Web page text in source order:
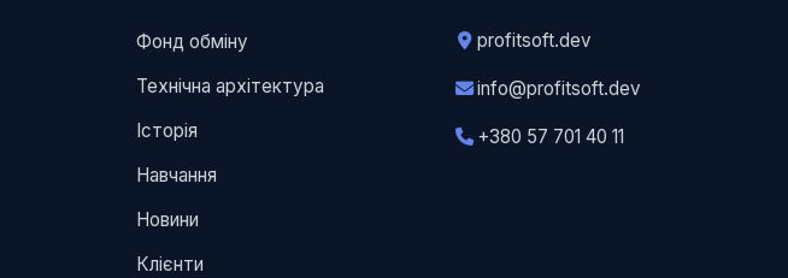
Фонд обміну
Технічна архітектура
Історія
Навчання
Новини
Клієнти
profitsoft.dev
info@profitsoft.dev
+380 57 701 40 11